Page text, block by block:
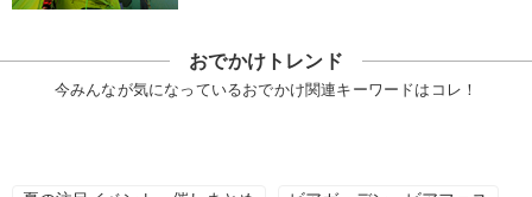
おでかけトレンド
今みんなが気になっているおでかけ関連キーワードはコレ！